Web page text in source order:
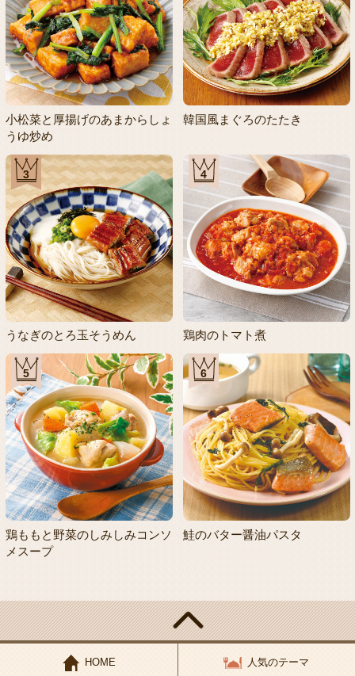
小松菜と厚揚げのあまからしょ
うゆ炒め
韓国風まぐろのたたき
3
うなぎのとろ玉そうめん
4
鶏肉のトマト煮
5
鶏ももと野菜のしみしみコンソ
メスープ
6
鮭のバター醤油パスタ
HOME 人気のテーマ